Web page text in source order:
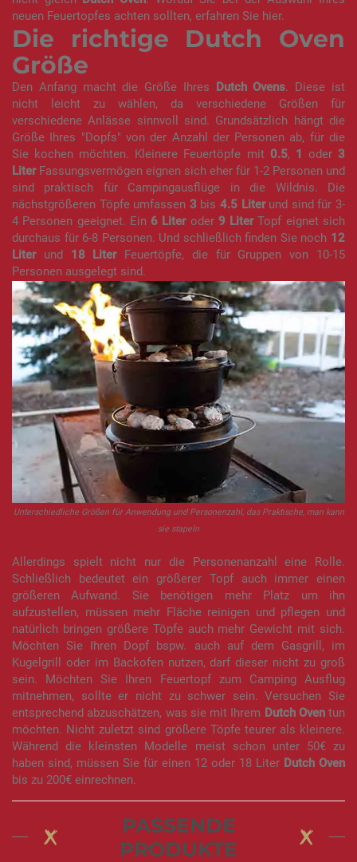
neuen Feuertopfes achten sollten, erfahren Sie hier.
Die richtige Dutch Oven
Größe
Den Anfang macht die Größe Ihres Dutch Ovens. Diese ist
nicht leicht zu wählen, da verschiedene Größen für
verschiedene Anlässe sinnvoll sind. Grundsätzlich hängt die
Größe Ihres "Dopfs" von der Anzahl der Personen ab, für die
Sie kochen möchten. Kleinere Feuertöpfe mit 0.5, 1 oder3
LiterFassungsvermögen eignen sich eher für 1-2 Personen und
sind praktisch für Campingausflüge in die Wildnis. Die
nächstgrößeren Töpfe umfassen 3 bis4.5 Literund sind für 3-
4 Personen geeignet. Ein 6 Literoder 9 LiterTopf eignet sich
durchaus für 6-8 Personen. Und schließlich finden Sie noch 12
Literund 18 LiterFeuertöpfe, die für Gruppen von 10-15
Personen ausgelegt sind.
Unterschiedliche Größen für Anwendung und Personenzahl, das Praktische, man kann
sie stapeln
Allerdings spielt nicht nur die Personenanzahl eine Rolle.
Schließlich bedeutet ein größerer Topf auch immer einen
größeren Aufwand. Sie benötigen mehr Platz um ihn
aufzustellen, müssen mehr Fläche reinigen und pflegen und
natürlich bringen größere Töpfe auch mehr Gewicht mit sich.
Möchten Sie Ihren Dopf bspw. auch auf dem Gasgrill, im
Kugelgrill oder im Backofen nutzen, darf dieser nicht zu groß
sein. Möchten Sie Ihren Feuertopf zum Camping Ausflug
mitnehmen, sollte er nicht zu schwer sein. Versuchen Sie
entsprechend abzuschätzen, was sie mit Ihrem Dutch Oventun
möchten. Nicht zuletzt sind größere Töpfe teurer als kleinere.
Während die kleinsten Modelle meist schon unter 50€ zu
haben sind, müssen Sie für einen 12 oder 18 Liter Dutch Oven
bis zu 200€ einrechnen.
PASSENDE
PRODUKTE